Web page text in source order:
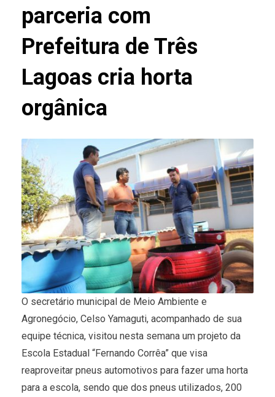
parceria com
Prefeitura de Três
Lagoas cria horta
orgânica
O secretário municipal de Meio Ambiente e
Agronegócio, Celso Yamaguti, acompanhado de sua
equipe técnica, visitou nesta semana um projeto da
Escola Estadual “Fernando Corrêa” que visa
reaproveitar pneus automotivos para fazer uma horta
para a escola, sendo que dos pneus utilizados, 200